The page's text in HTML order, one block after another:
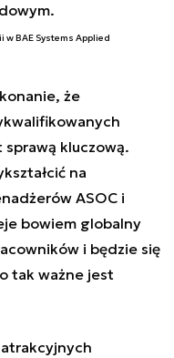
BAE Systems Applied
że
kluczową.
na
ASOC i
bowiem globalny
i będzie się
tak ważne jest